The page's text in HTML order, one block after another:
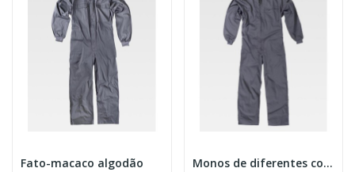
Fato-macaco algodão Monos de diferentes colores